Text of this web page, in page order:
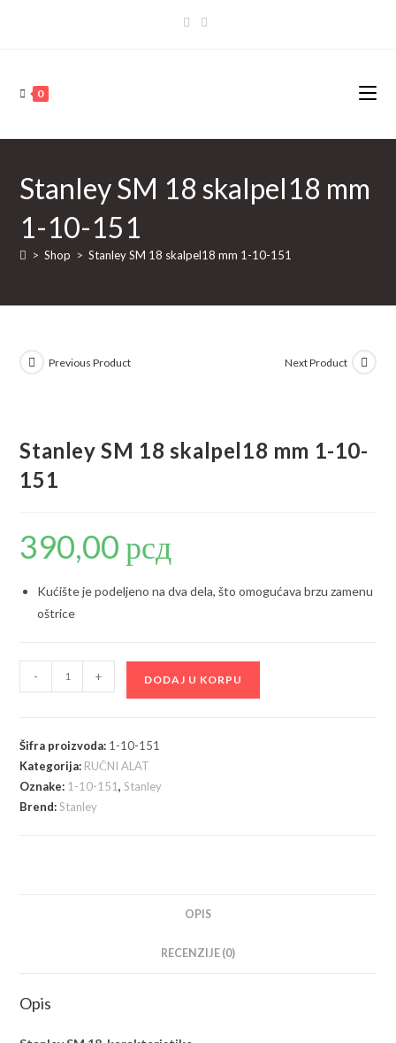
0
Stanley SM 18 skalpel18 mm
1-10-151
> Shop > Stanley SM 18 skalpel18 mm 1-10-151
Previous Product Next Product
Stanley SM 18 skalpel18 mm 1-10-
151
390,00рсд
Kućište je podeljeno na dva dela, što omogućava brzu zamenu
oštrice
SM
skalpel18
mm
1-
10-
- + DODAJ U KORPU
Šifra proizvoda: 1-10-151
Kategorija: RUČNI ALAT
Oznake: 1-10-151,Stanley
Brend:Stanley
OPIS
RECENZIJE (0)
Opis